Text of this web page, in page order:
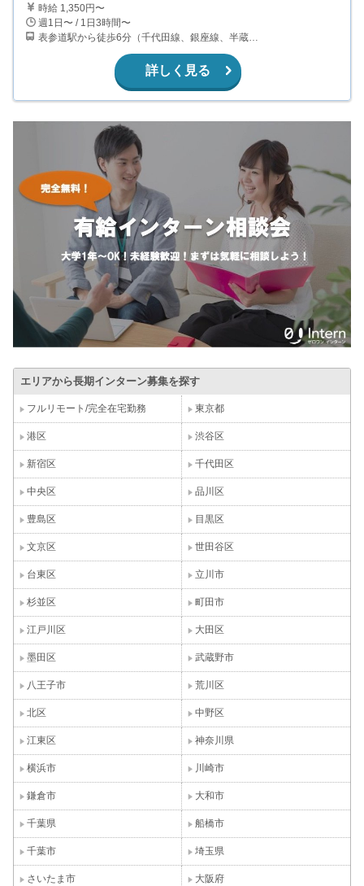
時給 1,350円〜
週1日〜 / 1日3時間〜
表参道駅から徒歩6分（千代田線、銀座線、半蔵門線） 外苑前駅から徒歩4分（銀座線）
詳しく見る
エリアから長期インターン募集を探す
フルリモート/完全在宅勤務 東京都
港区 渋谷区
新宿区 千代田区
中央区 品川区
豊島区 目黒区
文京区 世田谷区
台東区 立川市
杉並区 町田市
江戸川区 大田区
墨田区 武蔵野市
八王子市 荒川区
北区 中野区
江東区 神奈川県
横浜市 川崎市
鎌倉市 大和市
千葉県 船橋市
千葉市 埼玉県
さいたま市 大阪府